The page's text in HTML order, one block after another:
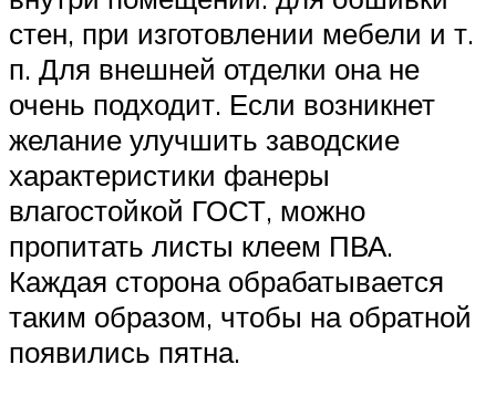
стен, при изготовлении мебели и т.
п. Для внешней отделки она не
очень подходит. Если возникнет
желание улучшить заводские
характеристики фанеры
влагостойкой ГОСТ, можно
пропитать листы клеем ПВА.
Каждая сторона обрабатывается
таким образом, чтобы на обратной
появились пятна.